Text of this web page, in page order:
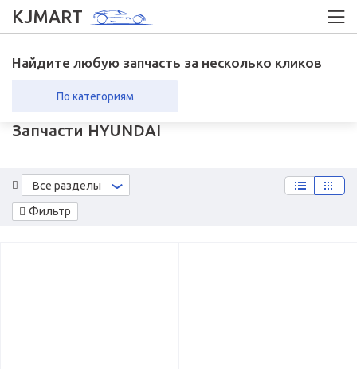
KJMART
Найдите любую запчасть за несколько кликов
По категориям
Запчасти HYUNDAI
Фильтр
Все разделы